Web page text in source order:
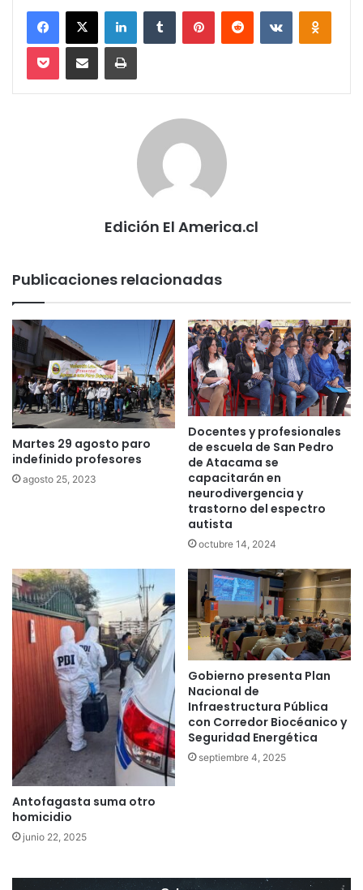
Facebook
X LinkedInTumblr PinterestReddit VKontakte
Pocket Compartir via email Imprimir
Edición El America.cl
Publicaciones relacionadas
Martes 29 agosto paro
indefinido profesores
agosto 25, 2023
Docentes y profesionales
de escuela de San Pedro
de Atacama se
capacitarán en
neurodivergencia y
trastorno del espectro
autista
octubre 14, 2024
Antofagasta suma otro
homicidio
junio 22, 2025
Gobierno presenta Plan
Nacional de
Infraestructura Pública
con Corredor Biocéanico y
Seguridad Energética
septiembre 4, 2025